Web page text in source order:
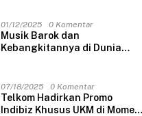
01/12/2025 0 Komentar
Musik Barok dan
Kebangkitannya di Dunia
07/18/2025 0 Komentar
Telkom Hadirkan Promo
Indibiz Khusus UKM di Momen